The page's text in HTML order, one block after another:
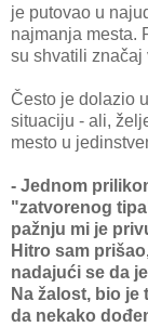
je putovao u
najmanja mesta.
su shvatili značaj
Često je dolazio
situaciju - ali,
mesto u
- Jednom
"zatvorenog
pažnju mi je
Hitro sam
nadajući se da
Na žalost, bio
da nekako